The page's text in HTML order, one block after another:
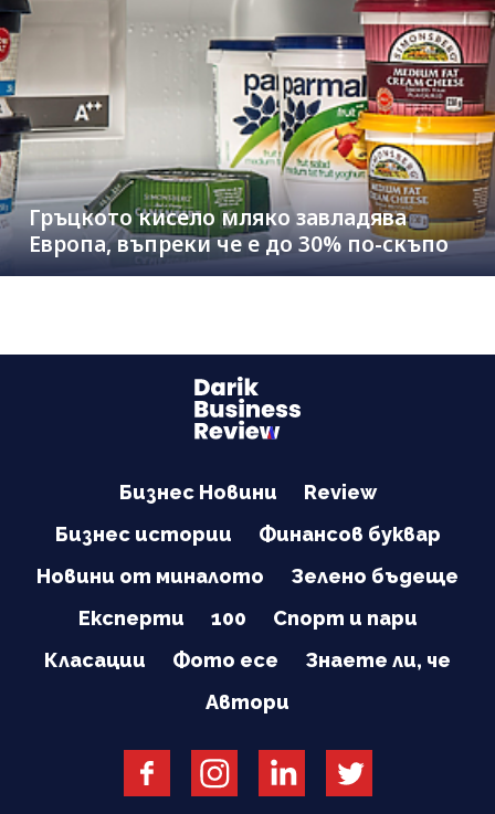
Гръцкото кисело мляко завладява
Европа, въпреки че е до 30% по-скъпо
Бизнес Новини
Review
Бизнес истории
Финансов буквар
Новини от миналото
Зелено бъдеще
Експерти
100
Спорт и пари
Класации
Фото есе
Знаете ли, че
Автори